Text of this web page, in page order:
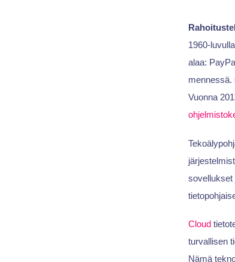
1960-
alaa:
mennessä.
Vuonna
sovellukset
Cloud
turvallisen
Nämä